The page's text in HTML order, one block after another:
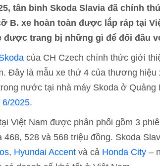
tân binh Skoda Slavia đã chính
B. xe hoàn toàn được lắp ráp tại
được trang bị những gì để đối đầu
của CH Czech chính thức giới
Đây là mẫu xe thứ 4 của thương
nước tại nhà máy Skoda ở Quảng
6/2025.
Việt Nam được phân phối gồm 3
468, 528 và 568 triệu đồng. Skoda
, Hyundai Accent và cả Honda City –